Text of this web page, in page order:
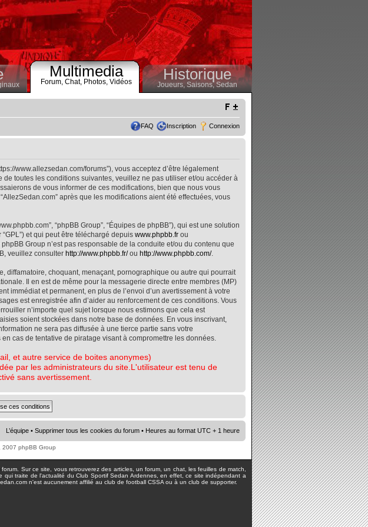
Multimedia
Forum, Chat, Photos, Vidéos Historique
Joueurs, Saisons,Sedan
FAQ Inscription Connexion
www.allezsedan.com/forums”), vous acceptez d’être légalement
toutes les conditions suivantes, veuillez ne pas utiliser et/ou accéder à
de vous informer de ces modifications, bien que nous vous
après que les modifications aient été effectuées, vous
“phpBB Group”, “Équipes de phpBB”), qui est une solution
“GPL”) et qui peut être téléchargé depuis www.phpbb.fr ou
Group n’est pas responsable de la conduite et/ou du contenu que
veuillez consulter http://www.phpbb.fr/ou http://www.phpbb.com/.
diffamatoire, choquant, menaçant, pornographique ou autre qui pourrait
Il en est de même pour la messagerie directe entre membres (MP)
immédiat et permanent, en plus de l’envoi d’un avertissement à votre
est enregistrée afin d’aider au renforcement de ces conditions. Vous
n’importe quel sujet lorsque nous estimons que cela est
soient stockées dans notre base de données. En vous inscrivant,
ne sera pas diffusée à une tierce partie sans votre
cas de tentative de piratage visant à compromettre les données.
et autre service de boites anonymes)
par les administrateurs du site.L'utilisateur est tenu de
sans avertissement.
L’équipe • Supprimer tous les cookies du forum • Heures au format UTC + 1 heure
phpBB Group
Sur ce site, vous retrouverez des articles, un forum, un chat, les feuilles de match,
qui traite de l'actualité du Club Sportif Sedan Ardennes, en effet, ce site indépendant a
n'est aucunement affilié au club de football CSSA ou à un club de supporter.